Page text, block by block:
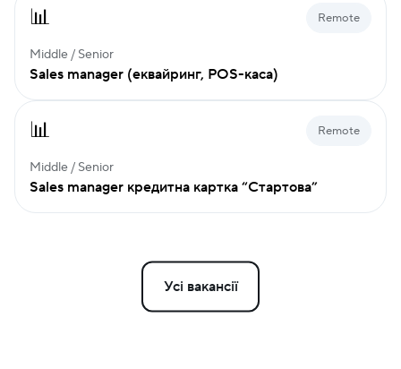
📊 Remote
Middle / Senior
Sales manager (еквайринг, POS-каса)
📊 Remote
Middle / Senior
Sales manager кредитна картка “Стартова”
Усі вакансії